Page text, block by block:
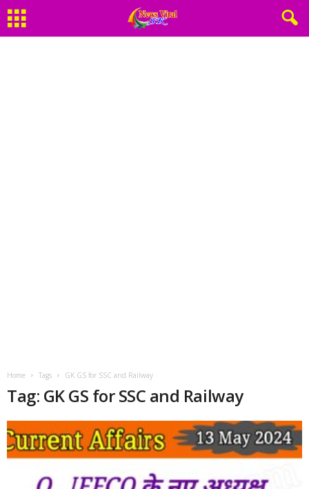
Home Tags GK GS for SSC and Railway
Tag: GK GS for SSC and Railway